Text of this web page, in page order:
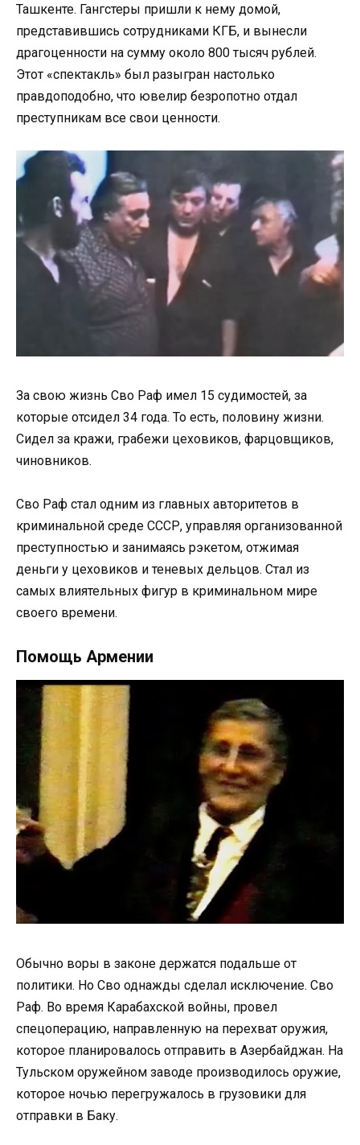
Ташкенте. Гангстеры пришли к нему домой,
представившись сотрудниками КГБ, и вынесли
драгоценности на сумму около 800 тысяч рублей.
Этот «спектакль» был разыгран настолько
правдоподобно, что ювелир безропотно отдал
преступникам все свои ценности.
За свою жизнь Сво Раф имел 15 судимостей, за
которые отсидел 34 года. То есть, половину жизни.
Сидел за кражи, грабежи цеховиков, фарцовщиков,
чиновников.
Сво Раф стал одним из главных авторитетов в
криминальной среде СССР, управляя организованной
преступностью и занимаясь рэкетом, отжимая
деньги у цеховиков и теневых дельцов. Стал из
самых влиятельных фигур в криминальном мире
своего времени.
Помощь Армении
Обычно воры в законе держатся подальше от
политики. Но Сво однажды сделал исключение. Сво
Раф. Во время Карабахской войны, провел
спецоперацию, направленную на перехват оружия,
которое планировалось отправить в Азербайджан. На
Тульском оружейном заводе производилось оружие,
которое ночью перегружалось в грузовики для
отправки в Баку.